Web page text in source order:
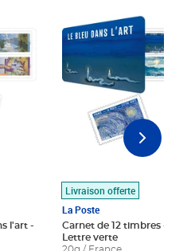
l'art -
Livraison offerte
La Poste
Carnet de 12 timbres - Le
Lettre verte